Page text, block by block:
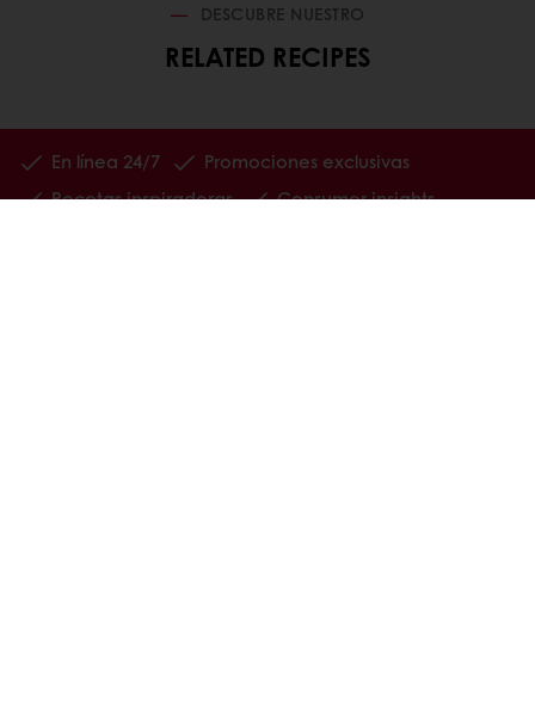
DESCUBRE NUESTRO
RELATED RECIPES
En línea 24/7
Promociones exclusivas
Recetas inspiradoras
Consumer insights